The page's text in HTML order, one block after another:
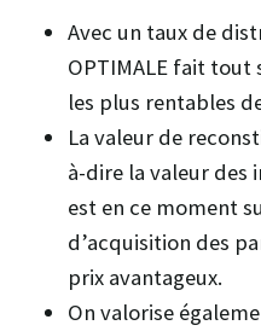
Avec un taux de
OPTIMALE fait tout
les plus rentables
La valeur de
à-dire la valeur des
est en ce moment
d’acquisition des
prix avantageux.
On valorise